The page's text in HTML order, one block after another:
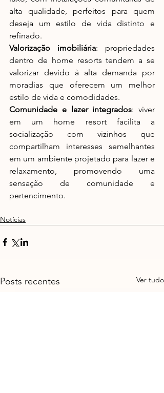
alta qualidade, perfeitos para quem
deseja um estilo de vida distinto e
refinado.
Valorização imobiliária: propriedades
dentro de home resorts tendem a se
valorizar devido à alta demanda por
moradias que oferecem um melhor
estilo de vida e comodidades.
Comunidade e lazer integrados: viver
em um home resort facilita a
socialização com vizinhos que
compartilham interesses semelhantes
em um ambiente projetado para lazer e
relaxamento, promovendo uma
sensação de comunidade e
pertencimento.
Notícias
Posts recentes Ver tudo